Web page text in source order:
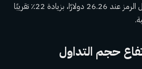
كتابة هذا التقرير، تم تداول الرمز عند 26.26 دولارًا، بزيادة 22٪ تقريبًا
حجم التداول